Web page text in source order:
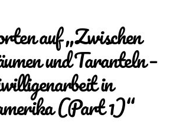
auf „Zwischen
und Taranteln –
in
(Part 1)“